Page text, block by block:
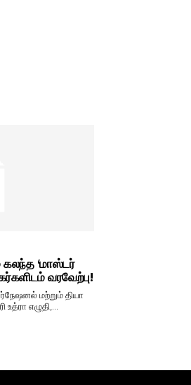
கலந்த ‘மாஸ்டர்
வரவேற்பு!
மற்றும் தியா
எழுதி,...